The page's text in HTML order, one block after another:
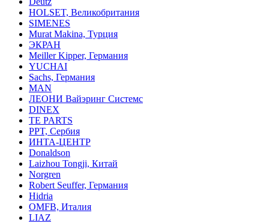
HOLSET, Великобритания
SIMENES
Murat Makina, Турция
ЭКРАН
Meiller Kipper, Германия
YUCHAI
Sachs, Германия
MAN
ЛЕОНИ Вайэринг Системс
DINEX
TE PARTS
PPT, Сербия
ИНТА-ЦЕНТР
Donaldson
Laizhou Tongji, Китай
Norgren
Robert Seuffer, Германия
Hidria
OMFB, Италия
LIAZ